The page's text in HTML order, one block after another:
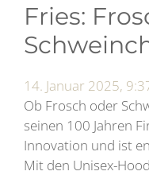
Fries:
14. Januar 2025,
Ob Frosch oder
seinen 100 Jahren
Innovation und ist
Mit den Unisex-